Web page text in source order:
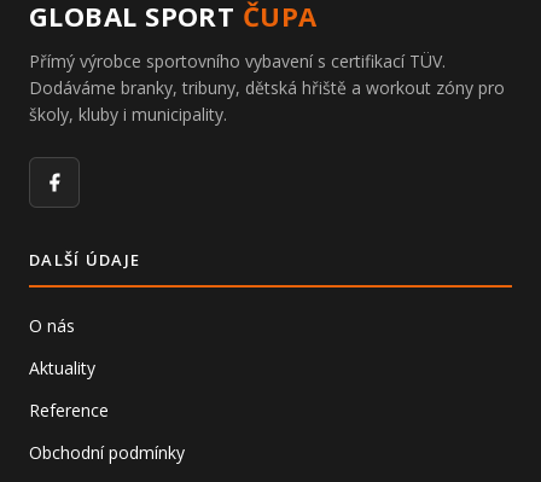
GLOBAL SPORT ČUPA
Přímý výrobce sportovního vybavení s certifikací TÜV.
Dodáváme branky, tribuny, dětská hřiště a workout zóny pro
školy, kluby i municipality.
Facebook
DALŠÍ ÚDAJE
O nás
Aktuality
Reference
Obchodní podmínky